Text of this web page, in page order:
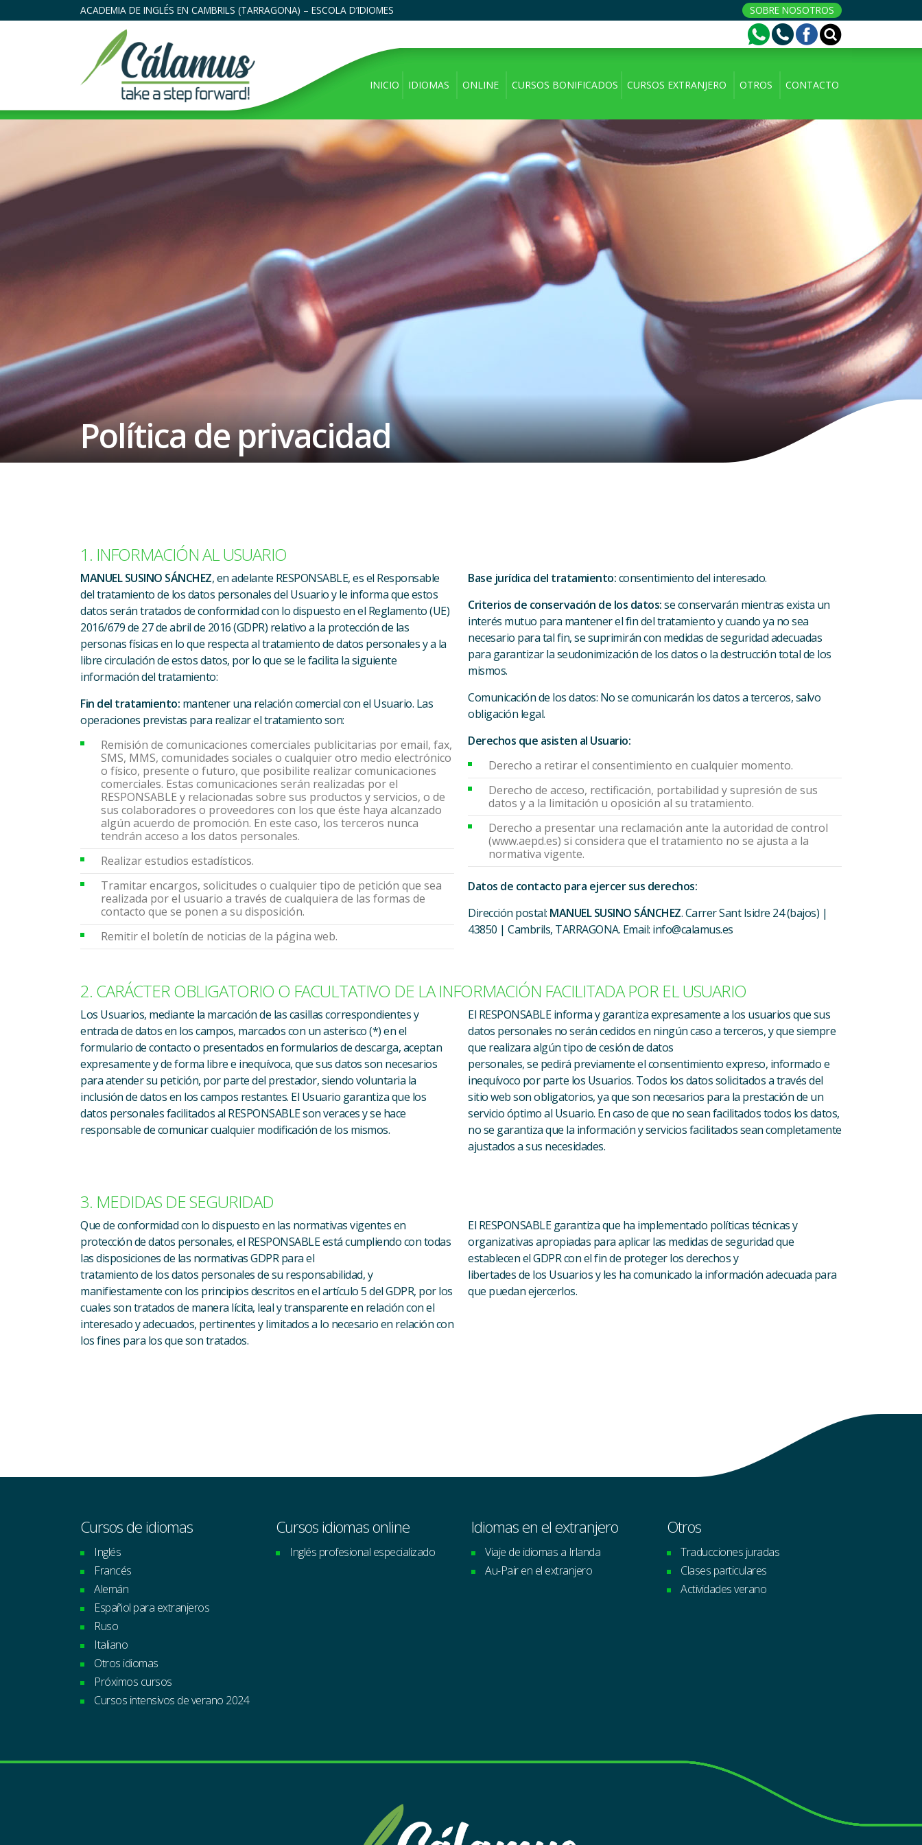
ACADEMIA DE INGLÉS EN CAMBRILS (TARRAGONA) – ESCOLA D’IDIOMES SOBRE NOSOTROS
INICIO IDIOMAS ONLINE CURSOS BONIFICADOS CURSOS EXTRANJERO OTROS CONTACTO
Política de privacidad
1. INFORMACIÓN AL USUARIO
MANUEL SUSINO SÁNCHEZ, en adelante RESPONSABLE, es el Responsable
del tratamiento de los datos personales del Usuario y le informa que estos
datos serán tratados de conformidad con lo dispuesto en el Reglamento (UE)
2016/679 de 27 de abril de 2016 (GDPR) relativo a la protección de las
personas físicas en lo que respecta al tratamiento de datos personales y a la
libre circulación de estos datos, por lo que se le facilita la siguiente
información del tratamiento:
Fin del tratamiento: mantener una relación comercial con el Usuario. Las
operaciones previstas para realizar el tratamiento son:
Remisión de comunicaciones comerciales publicitarias por email, fax,
SMS, MMS, comunidades sociales o cualquier otro medio electrónico
o físico, presente o futuro, que posibilite realizar comunicaciones
comerciales. Estas comunicaciones serán realizadas por el
RESPONSABLE y relacionadas sobre sus productos y servicios, o de
sus colaboradores o proveedores con los que éste haya alcanzado
algún acuerdo de promoción. En este caso, los terceros nunca
tendrán acceso a los datos personales.
Realizar estudios estadísticos.
Tramitar encargos, solicitudes o cualquier tipo de petición que sea
realizada por el usuario a través de cualquiera de las formas de
contacto que se ponen a su disposición.
Remitir el boletín de noticias de la página web.
Base jurídica del tratamiento:consentimiento del interesado.
Criterios de conservación de los datos:se conservarán mientras exista un
interés mutuo para mantener el fin del tratamiento y cuando ya no sea
necesario para tal fin, se suprimirán con medidas de seguridad adecuadas
para garantizar la seudonimización de los datos o la destrucción total de los
mismos.
Comunicación de los datos: No se comunicarán los datos a terceros, salvo
obligación legal.
Derechos que asisten al Usuario:
Derecho a retirar el consentimiento en cualquier momento.
Derecho de acceso, rectificación, portabilidad y supresión de sus
datos y a la limitación u oposición al su tratamiento.
Derecho a presentar una reclamación ante la autoridad de control
(www.aepd.es) si considera que el tratamiento no se ajusta a la
normativa vigente.
Datos de contacto para ejercer sus derechos:
Dirección postal: MANUEL SUSINO SÁNCHEZ. Carrer Sant Isidre 24 (bajos) |
43850 | Cambrils, TARRAGONA. Email: info@calamus.es
2. CARÁCTER OBLIGATORIO O FACULTATIVO DE LA INFORMACIÓN FACILITADA POR EL USUARIO
Los Usuarios, mediante la marcación de las casillas correspondientes y
entrada de datos en los campos, marcados con un asterisco (*) en el
formulario de contacto o presentados en formularios de descarga, aceptan
expresamente y de forma libre e inequívoca, que sus datos son necesarios
para atender su petición, por parte del prestador, siendo voluntaria la
inclusión de datos en los campos restantes. El Usuario garantiza que los
datos personales facilitados al RESPONSABLE son veraces y se hace
responsable de comunicar cualquier modificación de los mismos.
El RESPONSABLE informa y garantiza expresamente a los usuarios que sus
datos personales no serán cedidos en ningún caso a terceros, y que siempre
que realizara algún tipo de cesión de datos
personales, se pedirá previamente el consentimiento expreso, informado e
inequívoco por parte los Usuarios. Todos los datos solicitados a través del
sitio web son obligatorios, ya que son necesarios para la prestación de un
servicio óptimo al Usuario. En caso de que no sean facilitados todos los datos,
no se garantiza que la información y servicios facilitados sean completamente
ajustados a sus necesidades.
3. MEDIDAS DE SEGURIDAD
Que de conformidad con lo dispuesto en las normativas vigentes en
protección de datos personales, el RESPONSABLE está cumpliendo con todas
las disposiciones de las normativas GDPR para el
tratamiento de los datos personales de su responsabilidad, y
manifiestamente con los principios descritos en el artículo 5 del GDPR, por los
cuales son tratados de manera lícita, leal y transparente en relación con el
interesado y adecuados, pertinentes y limitados a lo necesario en relación con
los fines para los que son tratados.
El RESPONSABLE garantiza que ha implementado políticas técnicas y
organizativas apropiadas para aplicar las medidas de seguridad que
establecen el GDPR con el fin de proteger los derechos y
libertades de los Usuarios y les ha comunicado la información adecuada para
que puedan ejercerlos.
Cursos de idiomas
Inglés
Francés
Alemán
Español para extranjeros
Ruso
Italiano
Otros idiomas
Próximos cursos
Cursos intensivos de verano 2024
Cursos idiomas online
Inglés profesional especializado
Idiomas en el extranjero
Viaje de idiomas a Irlanda
Au-Pair en el extranjero
Otros
Traducciones juradas
Clases particulares
Actividades verano